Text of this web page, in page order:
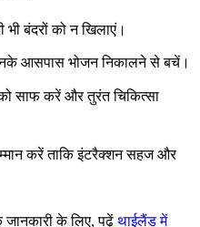
बंदरों को न खिलाएं।
आसपास भोजन निकालने से बचें।
को साफ करें और तुरंत चिकित्सा
करें ताकि इंटरैक्शन सहज और
के लिए, पढ़ें थाईलैंड में